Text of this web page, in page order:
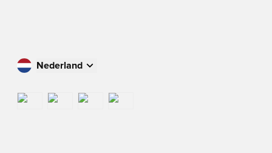
Nederland